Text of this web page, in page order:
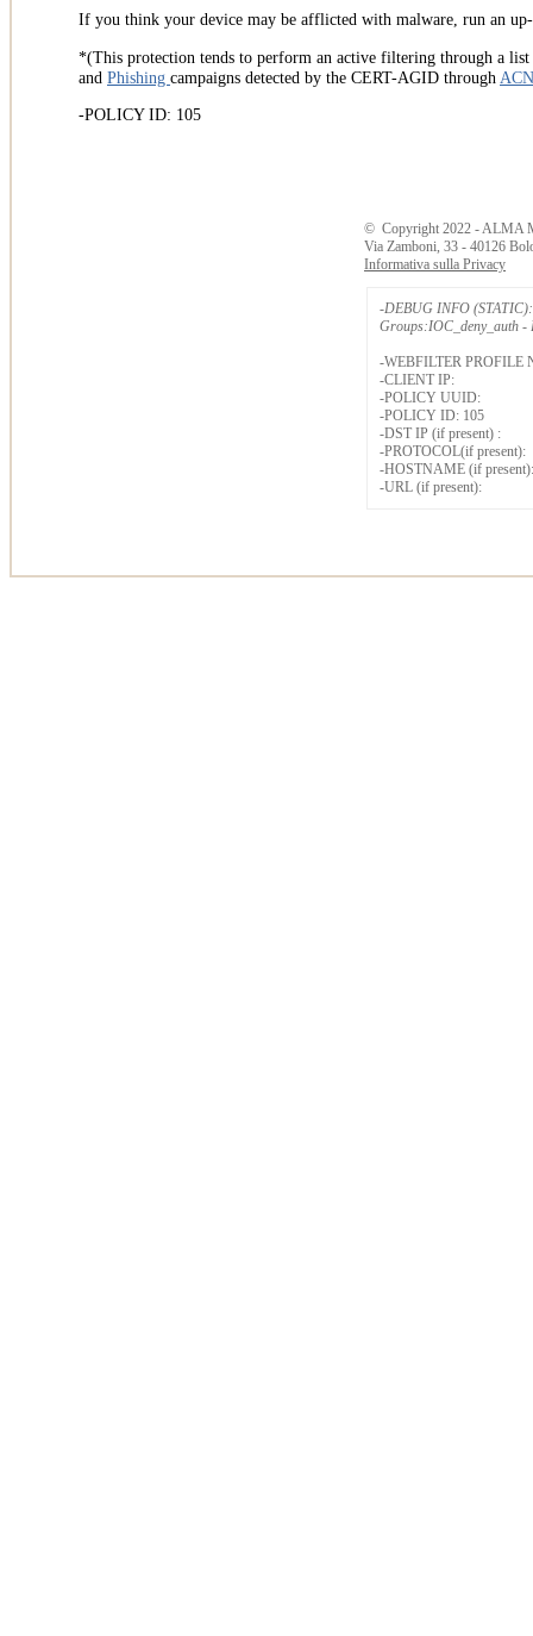
If you think your device may be afflicted with malware, run an
*(This protection tends to perform an active filtering through a
and Phishing campaigns detected by the CERT-AGID through
-POLICY ID: 105
© Copyright 2022 - ALMA
Via Zamboni, 33 - 40126
Informativa sulla Privacy
-DEBUG INFO (STATIC):
Groups:IOC_deny_auth -
-WEBFILTER PROFILE
-CLIENT IP:
-POLICY UUID:
-POLICY ID: 105
-DST IP (if present) :
-PROTOCOL(if present):
-HOSTNAME (if present):
-URL (if present):